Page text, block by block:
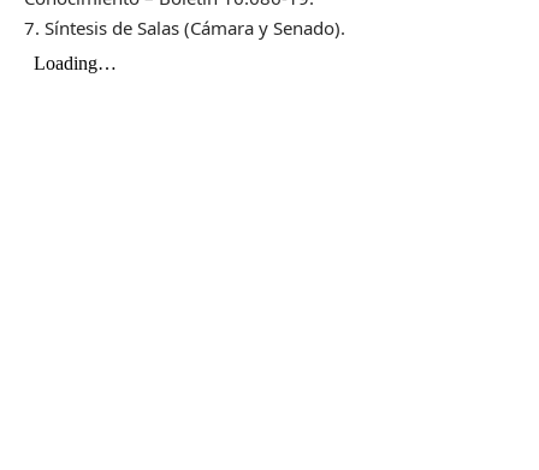
7. Síntesis de Salas (Cámara y Senado).